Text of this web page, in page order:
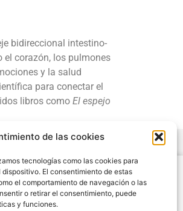
de las cookies
tecnologías como las cookies para
El consentimiento de estas
el comportamiento de navegación o las
o retirar el consentimiento, puede
y funciones.
bidireccional intestino-
el corazón, los pulmones
y la salud
para conectar el
libros como El espejo
Legal
de Uso y Venta